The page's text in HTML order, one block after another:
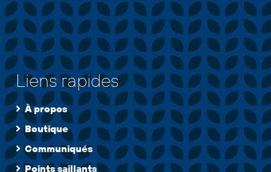
Liens rapides
À propos
Boutique
Communiqués
Points saillants